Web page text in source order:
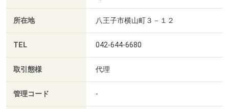
所在地 八王子市横山町３－１２
TEL 042-644-6680
取引態様 代理
管理コード -